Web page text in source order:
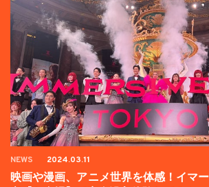
NEWS 2024.03.11
映画や漫画、アニメ世界を体感！イマ